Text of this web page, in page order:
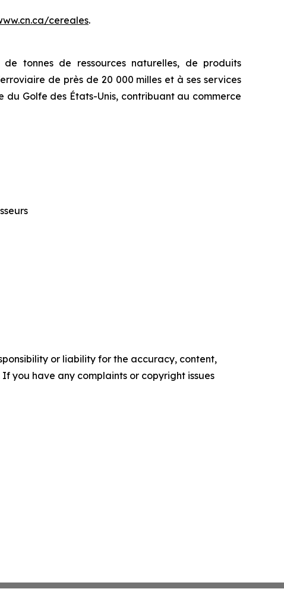
cereales.
tonnes de ressources naturelles, de produits
de près de 20 000 milles et à ses services
Golfe des États-Unis, contribuant au commerce
or liability for the accuracy, content,
you have any complaints or copyright issues